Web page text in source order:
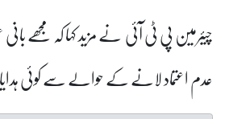
چیئرمین پی ٹی آئی نے مزید کہا کہ مجھے
عدم اعتماد لانے کے حوالے سے کوئی